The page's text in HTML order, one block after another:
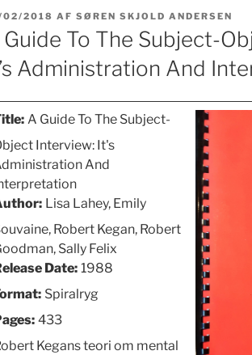
02/2018 AF SØREN SKJOLD ANDERSEN
Guide To The Subject-
Administration And
A Guide To The Subject-
Interview: It's
And
Lisa Lahey, Emily
Robert Kegan, Robert
Sally Felix
Date: 1988
Spiralryg
433
Kegans teori om mental